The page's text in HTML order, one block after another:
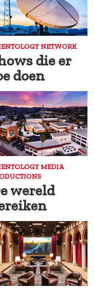
NETWORK
die er
doen
MEDIA
wereld